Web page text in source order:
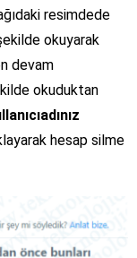
resimdede
okuyarak
devam
okuduktan
hesap silme